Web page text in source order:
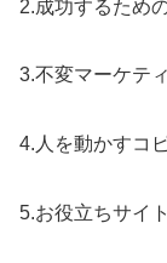
2.成功するため
3.不変マーケテ
4.人を動かすコ
5.お役立ちサイ